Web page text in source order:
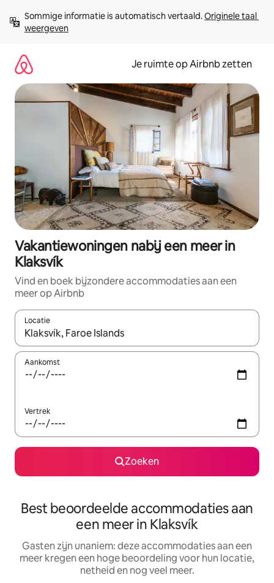
direct
naar
Sommige informatie is automatisch vertaald. Originele taal
weergeven
Je ruimte op Airbnb zetten
Vakantiewoningen nabij een meer in
Klaksvík
Vind en boek bijzondere accommodaties aan een
meer op Airbnb
Locatie
Wanneer er suggesties beschikbaar zijn, maak je een keuze
Aankomst
Vertrek
Zoeken
Best beoordeelde accommodaties aan
een meer in Klaksvík
Gasten zijn unaniem: deze accommodaties aan een
meer kregen een hoge beoordeling voor hun locatie,
netheid en nog veel meer.